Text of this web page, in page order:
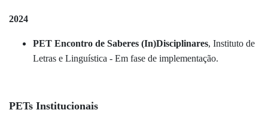
2024
PET Encontro de Saberes (In)Disciplinares, Instituto de
Letras e Linguística - Em fase de implementação.
PETs Institucionais